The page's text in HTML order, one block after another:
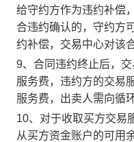
给守约方作为违约补偿
合违约确认的，守约方
约补偿，交易中心对该
9、合同违约终止后，
服务费，违约方的交易
服务费，出卖人需向循
10、对于收取买方交易
从买方资金账户的可用